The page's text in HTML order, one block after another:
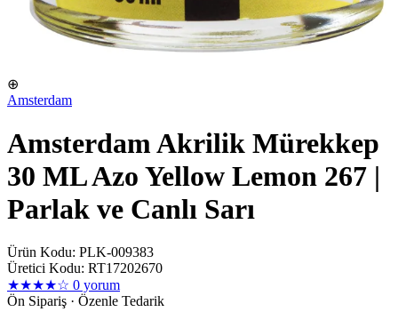
⊕
Amsterdam
Amsterdam Akrilik Mürekkep
30 ML Azo Yellow Lemon 267 |
Parlak ve Canlı Sarı
Ürün Kodu: PLK-009383
Üretici Kodu: RT17202670
★★★★☆ 0 yorum
Ön Sipariş · Özenle Tedarik